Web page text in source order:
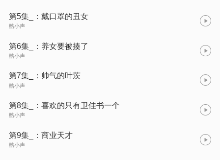
第5集_：戴口罩的丑女
酷小声
第6集_：养女要被揍了
酷小声
第7集_：帅气的叶茨
酷小声
第8集_：喜欢的只有卫佳书一个
酷小声
第9集_：商业天才
酷小声